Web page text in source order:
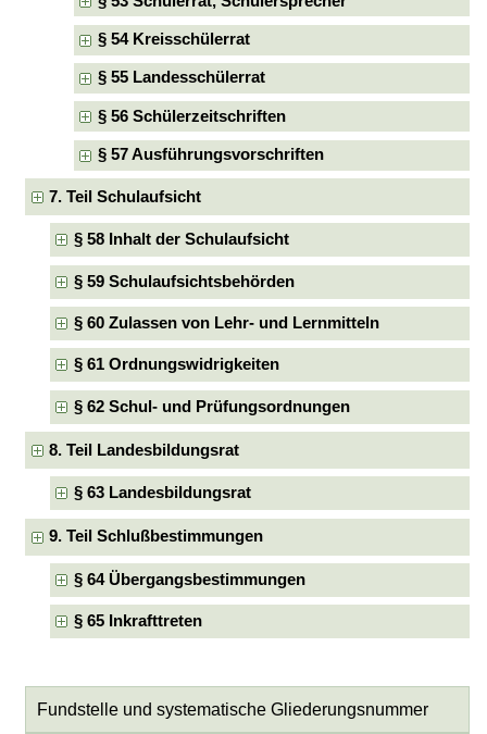
§ 54 Kreisschülerrat
§ 55 Landesschülerrat
§ 56 Schülerzeitschriften
§ 57 Ausführungsvorschriften
7. Teil Schulaufsicht
§ 58 Inhalt der Schulaufsicht
§ 59 Schulaufsichtsbehörden
§ 60 Zulassen von Lehr- und Lernmitteln
§ 61 Ordnungswidrigkeiten
§ 62 Schul- und Prüfungsordnungen
8. Teil Landesbildungsrat
§ 63 Landesbildungsrat
9. Teil Schlußbestimmungen
§ 64 Übergangsbestimmungen
§ 65 Inkrafttreten
Fundstelle und systematische Gliederungsnummer